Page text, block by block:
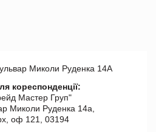
Миколи Руденка 14А
кореспонденції:
Мастер Груп"
Миколи Руденка 14а,
оф 121, 03194